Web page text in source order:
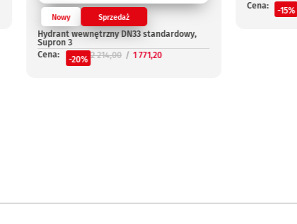
Nowy Sprzedaż
Hydrant wewnętrzny DN33 standardowy,
Supron 3
Cena:
-20% 2 214,00 1 771,20
Cena:
-15%